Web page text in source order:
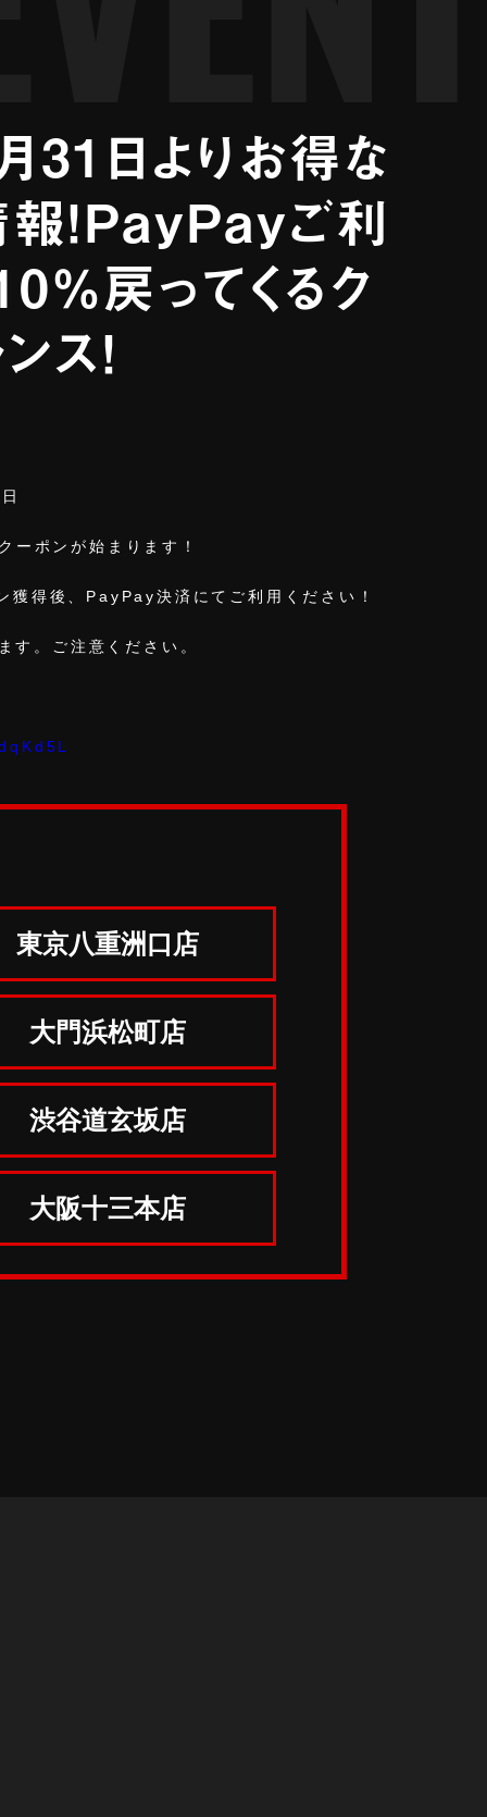
31日よりお得な
報！PayPayご利
％戻ってくるク
ス！
ポンが始まります！
得後、PayPay決済にてご利用ください！
す。ご注意ください。
東京八重洲口店
大門浜松町店
渋谷道玄坂店
大阪十三本店